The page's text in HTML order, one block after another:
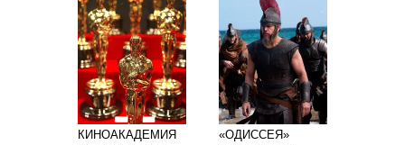
КИНОАКАДЕМИЯ
«ОДИССЕЯ»